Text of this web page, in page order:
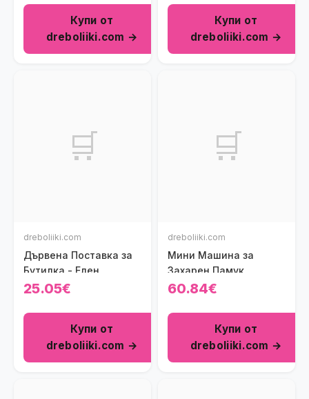
Купи от
dreboliiki.com →
Купи от
dreboliiki.com →
🛒
dreboliiki.com
Дървена Поставка за
Бутилка - Елен
25.05€
Купи от
dreboliiki.com →
🛒
dreboliiki.com
Мини Машина за
Захарен Памук
60.84€
Купи от
dreboliiki.com →